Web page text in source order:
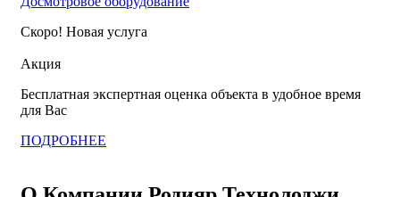
Скоро! Новая услуга
Акция
Бесплатная экспертная оценка объекта в удобное время
для Вас
ПОДРОБНЕЕ